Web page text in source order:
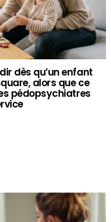
dès qu’un enfant
alors que ce
pédopsychiatres